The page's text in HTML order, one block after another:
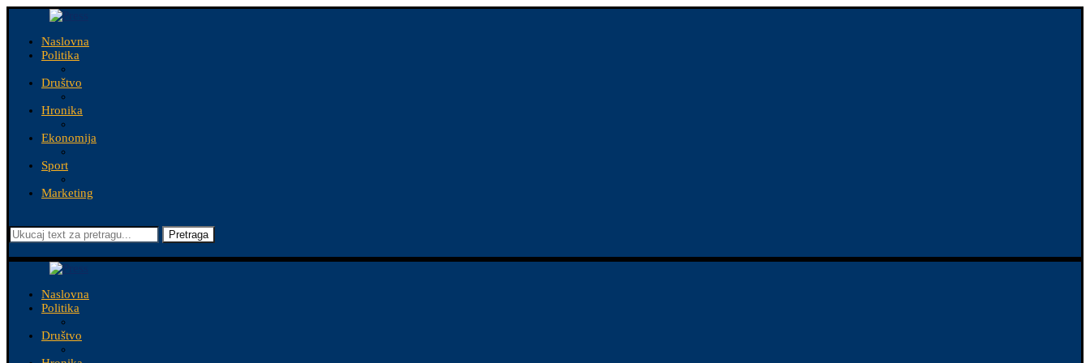
Naslovna
Politika
Društvo
Hronika
Ekonomija
Sport
Marketing
Pretraga
Naslovna
Politika
Društvo